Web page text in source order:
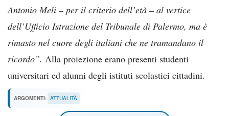
Antonio Meli – per il criterio dell’età – al vertice
dell’Ufficio Istruzione del Tribunale di Palermo, ma è
rimasto nel cuore degli italiani che ne tramandano il
ricordo”. Alla proiezione erano presenti studenti
universitari ed alunni degli istituti scolastici cittadini.
ARGOMENTI: ATTUALITÀ